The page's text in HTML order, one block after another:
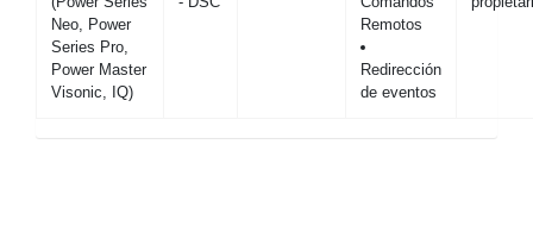
Neo, Power
Series Pro,
Power Master
Visonic, IQ)
Remotos
Redirección
de eventos